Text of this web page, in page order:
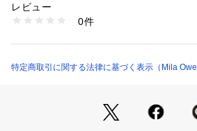
バランスよく着こなせるデザインに。
また、ラグジュアリーなツイードなが
ムと合わせてカジュアルに日常使いす
ざっくりした太番手の糸を織り上げた
生産国：中国
1620500006548
レビュー
0件
特定商取引に関する法律に基づく表示（Mila